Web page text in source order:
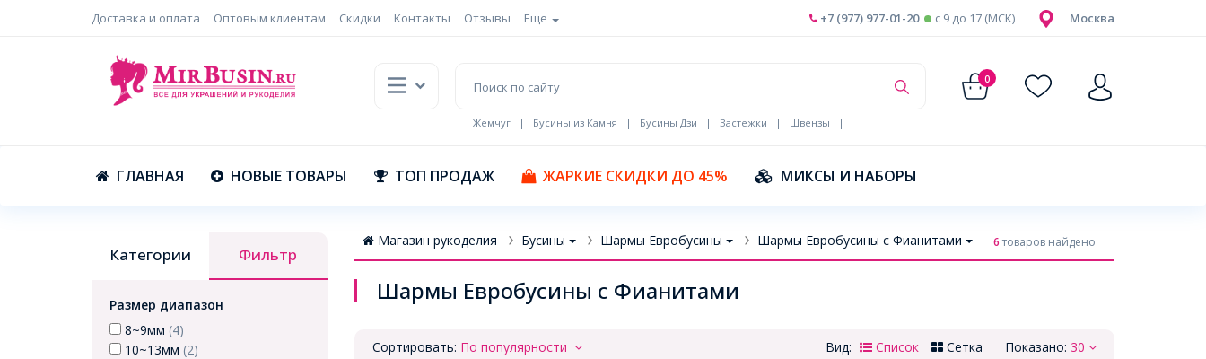
Доставка и оплата Оптовым клиентам Скидки Контакты Отзывы Еще Москва
+7 (977) 977-01-20 c 9 до 17 (МСК)
0
Жемчуг | Бусины из Камня | Бусины Дзи | Застежки | Швензы
|
ГЛАВНАЯ НОВЫЕ ТОВАРЫ ТОП ПРОДАЖ ЖАРКИЕ СКИДКИ ДО 45% МИКСЫ И НАБОРЫ
Категории Фильтр
Размер диапазон
8~9мм (4)
10~13мм (2)
Магазин рукоделия Бусины Шармы Евробусины Шармы Евробусины с Фианитами 6товаров найдено
Шармы Евробусины с Фианитами
Сортировать: По популярности Показано: 30
Вид: Список Сетка